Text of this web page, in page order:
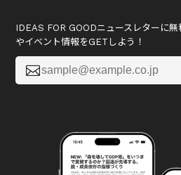
IDEAS FOR GOODニュースレターに
やイベント情報をGETしよう！
